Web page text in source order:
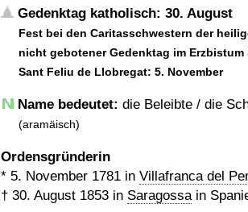
Gedenktag katholisch: 30. August
Fest bei den Caritasschwestern der
nicht gebotener Gedenktag im
Sant Feliu de Llobregat: 5. November
Name bedeutet: die Beleibte / die
(aramäisch)
Ordensgründerin
* 5. November 1781 in Villafranca del
† 30. August 1853 in Saragossain